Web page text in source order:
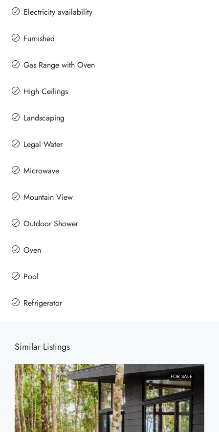
Electricity availability
Furnished
Gas Range with Oven
High Ceilings
Landscaping
Legal Water
Microwave
Mountain View
Outdoor Shower
Oven
Pool
Refrigerator
Similar Listings
FOR SALE